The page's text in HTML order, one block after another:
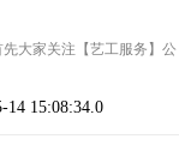
大家关注【艺工服务】公
14 15:08:34.0